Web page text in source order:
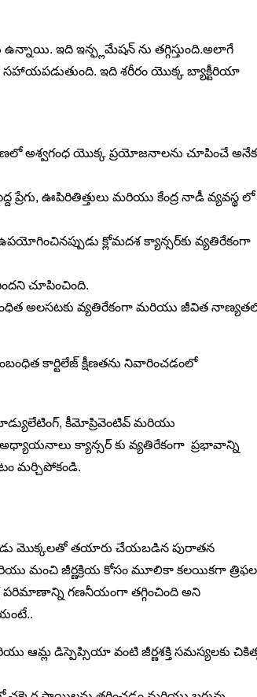
ఇది ఇన్ఫ్లమేషన్ ను తగ్గిస్తుంది.అలాగే
సహాయపడుతుంది. ఇది శరీరం యొక్క బ్యాక్టీరియా
అశ్వగంధ యొక్క ప్రయోజనాలను చూపించే అనేక
ఊపిరితిత్తులు మరియు కేంద్ర నాడీ వ్యవస్థ లో
క్లోమదశ క్యాన్సర్‌కు వ్యతిరేకంగా
చూపించింది.
అలసటకు వ్యతిరేకంగా మరియు జీవిత
కార్టిలేజ్ క్షీణతను నివారించడంలో
కీమోప్రివెంటివ్ మరియు
క్యాన్సర్ కు వ్యతిరేకంగా ప్రభావాన్ని
మర్చిపోకండి.
మొక్కలతో తయారు చేయబడిన పురాతన
మంచి జీర్ణక్రియ కోసం మూలికా కలయికగా త్రిఫల
పరిమాణాన్ని గణనీయంగా తగ్గించింది అని
ఆమ్ల డిస్పెప్సియా వంటి జీర్ణశక్తి సమస్యలకు